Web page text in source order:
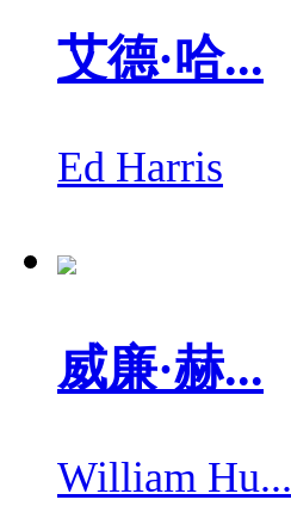
艾德·哈...
Ed Harris
威廉·赫...
William Hu...